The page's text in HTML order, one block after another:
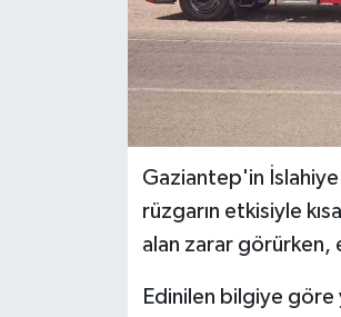
Gaziantep'in İslahiye
rüzgarın etkisiyle
alan zarar görürken,
Edinilen bilgiye göre